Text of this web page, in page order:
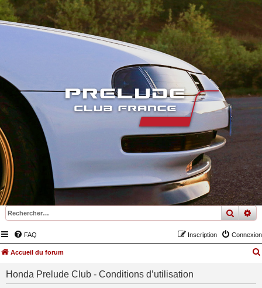
FAQ Connexion
Inscription
Accueil du forum
Honda Prelude Club - Conditions d’utilisation